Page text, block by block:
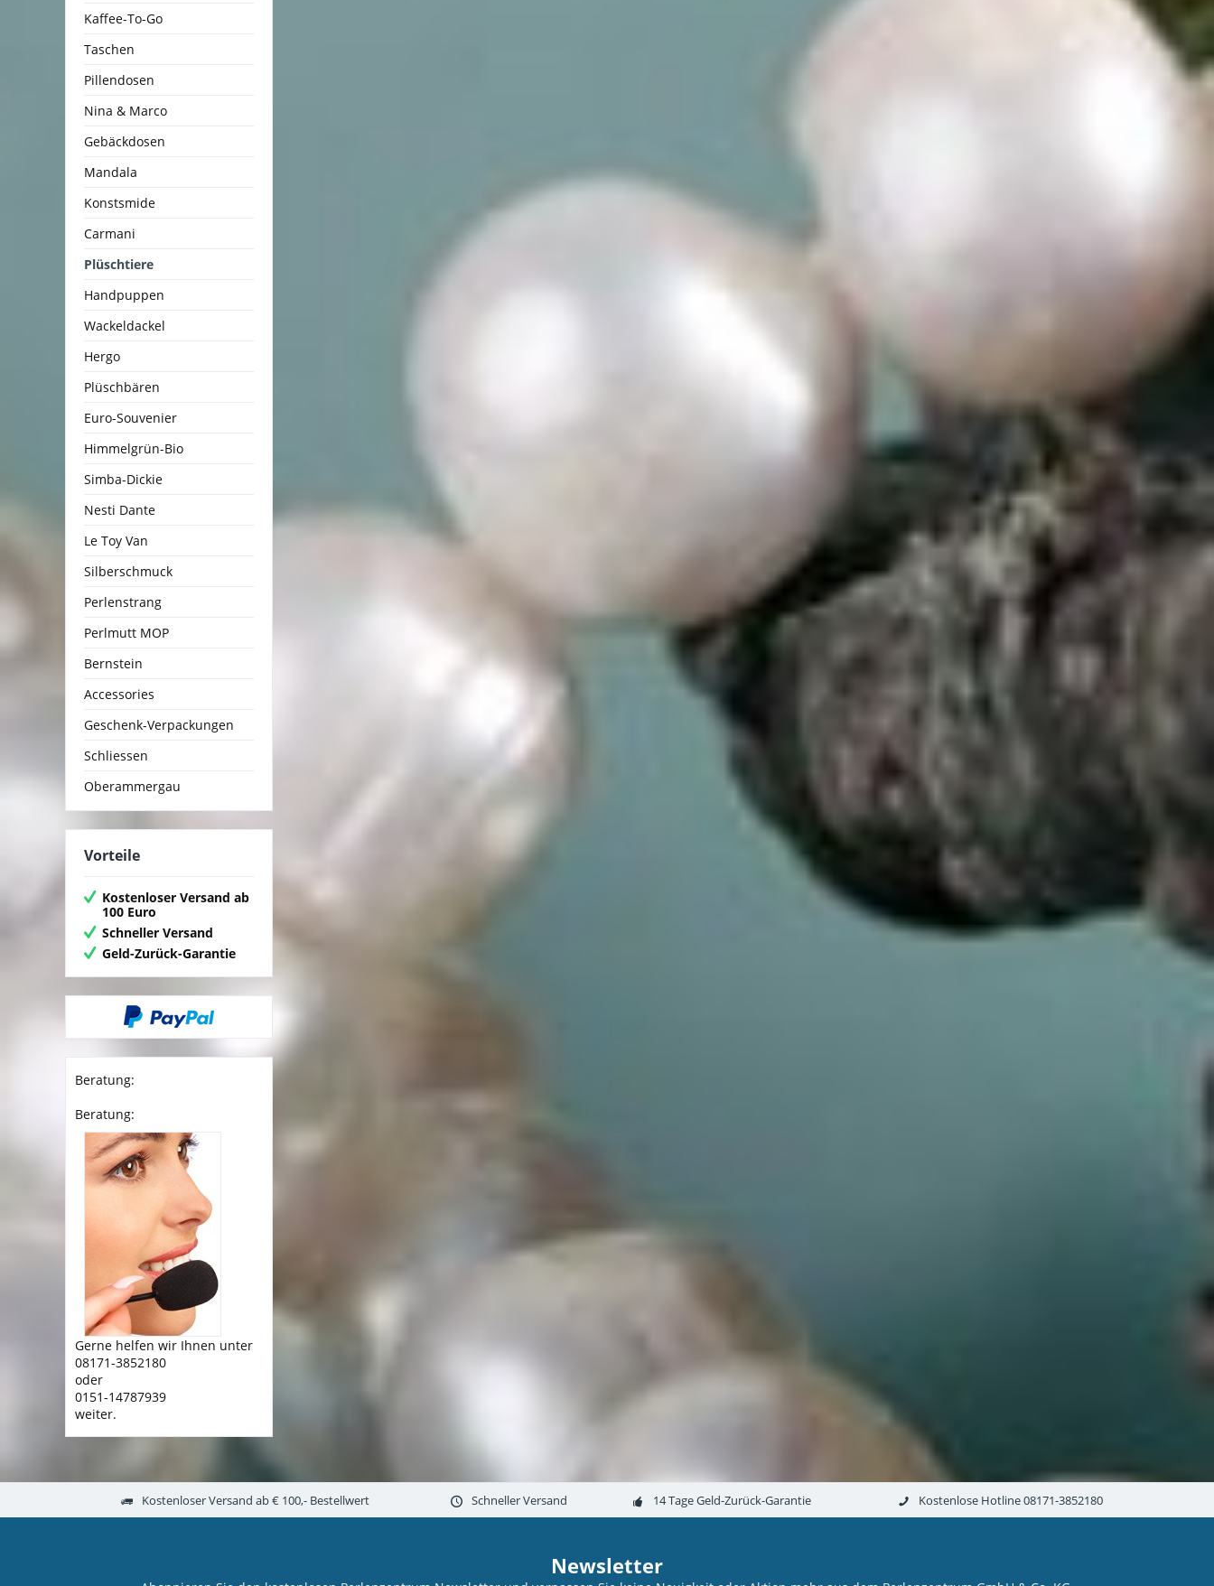
Kaffee-To-Go
Taschen
Pillendosen
Nina & Marco
Gebäckdosen
Mandala
Konstsmide
Carmani
Plüschtiere
Handpuppen
Wackeldackel
Hergo
Plüschbären
Euro-Souvenier
Himmelgrün-Bio
Simba-Dickie
Nesti Dante
Le Toy Van
Silberschmuck
Perlenstrang
Perlmutt MOP
Bernstein
Accessories
Geschenk-Verpackungen
Schliessen
Oberammergau
Vorteile
Kostenloser Versand ab
100 Euro
Schneller Versand
Geld-Zurück-Garantie
Beratung:
Beratung:
Gerne helfen wir Ihnen unter
08171-3852180
oder
0151-14787939
weiter.
Kostenloser Versand ab € 100,- Bestellwert Schneller Versand 14 Tage Geld-Zurück-Garantie Kostenlose Hotline 08171-3852180
Newsletter